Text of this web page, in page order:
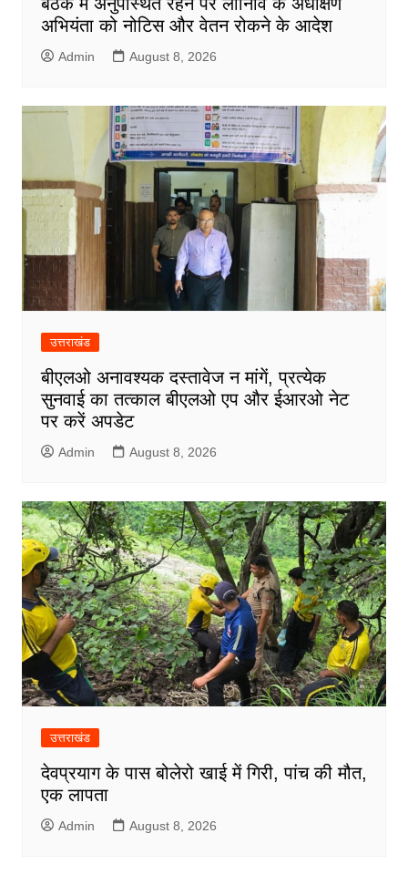
अभियंता को नोटिस और वेतन रोकने के आदेश
Admin August 8, 2026
उत्तराखंड
बीएलओ अनावश्यक दस्तावेज न मांगें, प्रत्येक
सुनवाई का तत्काल बीएलओ एप और ईआरओ नेट
पर करें अपडेट
Admin August 8, 2026
उत्तराखंड
देवप्रयाग के पास बोलेरो खाई में गिरी, पांच की मौत,
एक लापता
Admin August 8, 2026